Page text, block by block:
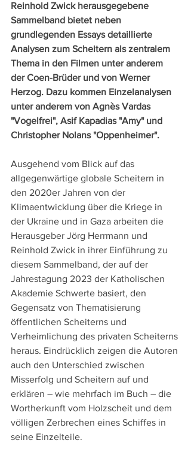
Reinhold Zwick herausgegebene
Sammelband bietet neben
grundlegenden Essays detaillierte
Analysen zum Scheitern als zentralem
Thema in den Filmen unter anderem
der Coen-Brüder und von Werner
Herzog. Dazu kommen Einzelanalysen
unter anderem von Agnès Vardas
"Vogelfrei", Asif Kapadias "Amy" und
Christopher Nolans "Oppenheimer".
Ausgehend vom Blick auf das
allgegenwärtige globale Scheitern in
den 2020er Jahren von der
Klimaentwicklung über die Kriege in
der Ukraine und in Gaza arbeiten die
Herausgeber Jörg Herrmann und
Reinhold Zwick in ihrer Einführung zu
diesem Sammelband, der auf der
Jahrestagung 2023 der Katholischen
Akademie Schwerte basiert, den
Gegensatz von Thematisierung
öffentlichen Scheiterns und
Verheimlichung des privaten Scheiterns
heraus. Eindrücklich zeigen die Autoren
auch den Unterschied zwischen
Misserfolg und Scheitern auf und
erklären – wie mehrfach im Buch – die
Wortherkunft vom Holzscheit und dem
völligen Zerbrechen eines Schiffes in
seine Einzelteile.